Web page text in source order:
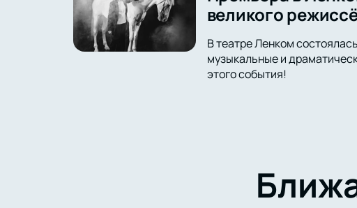
великого
В театре Ленком
музыкальные и
этого события!